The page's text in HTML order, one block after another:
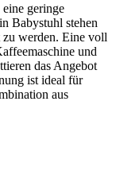
geringe
Babystuhl stehen
zu werden. Eine voll
und
das Angebot
ist ideal für
aus